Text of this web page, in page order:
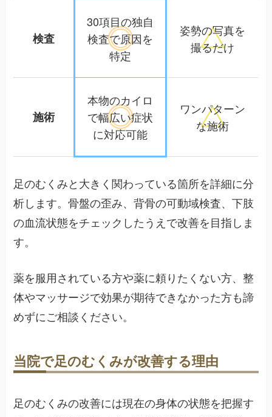
検査
30項目の独自
検査で原因を
特定
姿勢の写真を
撮るだけ
施術
本物のカイロ
で幅広い症状
に対応可能
ワンパターン
な施術
足のむくみと大きく関わっている箇所を詳細に分
析します。骨盤の歪み、背骨の可動域検査、下肢
の血流状態をチェックしたうえで改善を目指しま
す。
薬を服用されている方や薬に頼りたくない方、整
体やマッサージで効果が期待できなかった方も諦
めずにご相談ください。
当院で足のむくみが改善する理由
足のむくみの改善には現在の身体の状態を把握す